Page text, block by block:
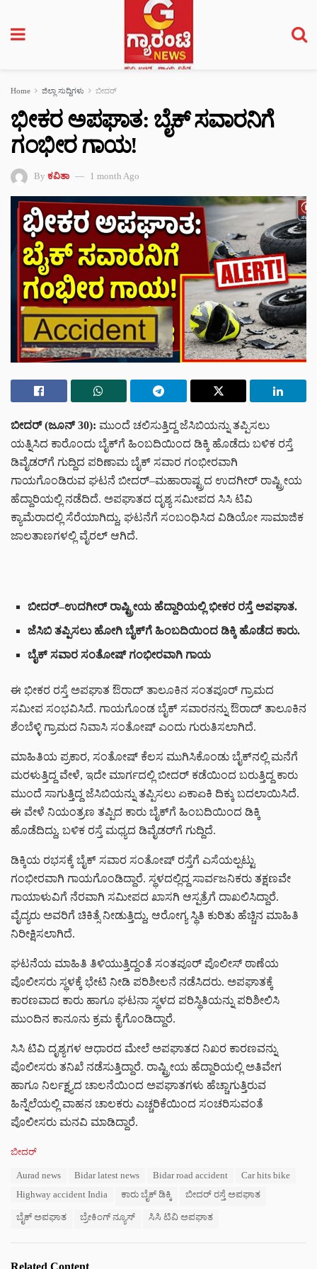
Home ಜಿಲ್ಲಾ ಸುದ್ದಿಗಳು ಬೀದರ್
ಭೀಕರ ಅಪಘಾತ: ಬೈಕ್ ಸವಾರನಿಗೆ
ಗಂಭೀರ ಗಾಯ!
By ಕವಿತಾ 1 month Ago
ಬೀದರ್ (ಜೂನ್ 30): ಮುಂದೆ ಚಲಿಸುತ್ತಿದ್ದ ಜೆಸಿಬಿಯನ್ನು ತಪ್ಪಿಸಲು
ಯತ್ನಿಸಿದ ಕಾರೊಂದು ಬೈಕ್‌ಗೆ ಹಿಂಬದಿಯಿಂದ ಡಿಕ್ಕಿ ಹೊಡೆದು ಬಳಿಕ ರಸ್ತೆ
ಡಿವೈಡರ್‌ಗೆ ಗುದ್ದಿದ ಪರಿಣಾಮ ಬೈಕ್ ಸವಾರ ಗಂಭೀರವಾಗಿ
ಗಾಯಗೊಂಡಿರುವ ಘಟನೆ ಬೀದರ್–ಮಹಾರಾಷ್ಟ್ರದ ಉದಗೀರ್ ರಾಷ್ಟ್ರೀಯ
ಹೆದ್ದಾರಿಯಲ್ಲಿ ನಡೆದಿದೆ. ಅಪಘಾತದ ದೃಶ್ಯ ಸಮೀಪದ ಸಿಸಿ ಟಿವಿ
ಕ್ಯಾಮೆರಾದಲ್ಲಿ ಸೆರೆಯಾಗಿದ್ದು, ಘಟನೆಗೆ ಸಂಬಂಧಿಸಿದ ವಿಡಿಯೋ ಸಾಮಾಜಿಕ
ಜಾಲತಾಣಗಳಲ್ಲಿ ವೈರಲ್ ಆಗಿದೆ.
ಬೀದರ್–ಉದಗೀರ್ ರಾಷ್ಟ್ರೀಯ ಹೆದ್ದಾರಿಯಲ್ಲಿ ಭೀಕರ ರಸ್ತೆ ಅಪಘಾತ.
ಜೆಸಿಬಿ ತಪ್ಪಿಸಲು ಹೋಗಿ ಬೈಕ್‌ಗೆ ಹಿಂಬದಿಯಿಂದ ಡಿಕ್ಕಿ ಹೊಡೆದ ಕಾರು.
ಬೈಕ್ ಸವಾರ ಸಂತೋಷ್ ಗಂಭೀರವಾಗಿ ಗಾಯ
ಈ ಭೀಕರ ರಸ್ತೆ ಅಪಘಾತ ಔರಾದ್ ತಾಲೂಕಿನ ಸಂತಪೂರ್ ಗ್ರಾಮದ
ಸಮೀಪ ಸಂಭವಿಸಿದೆ. ಗಾಯಗೊಂಡ ಬೈಕ್ ಸವಾರನನ್ನು ಔರಾದ್ ತಾಲೂಕಿನ
ಶೆಂಬೆಳ್ಳಿ ಗ್ರಾಮದ ನಿವಾಸಿ ಸಂತೋಷ್ ಎಂದು ಗುರುತಿಸಲಾಗಿದೆ.
ಮಾಹಿತಿಯ ಪ್ರಕಾರ, ಸಂತೋಷ್ ಕೆಲಸ ಮುಗಿಸಿಕೊಂಡು ಬೈಕ್‌ನಲ್ಲಿ ಮನೆಗೆ
ಮರಳುತ್ತಿದ್ದ ವೇಳೆ, ಇದೇ ಮಾರ್ಗದಲ್ಲಿ ಬೀದರ್ ಕಡೆಯಿಂದ ಬರುತ್ತಿದ್ದ ಕಾರು
ಮುಂದೆ ಸಾಗುತ್ತಿದ್ದ ಜೆಸಿಬಿಯನ್ನು ತಪ್ಪಿಸಲು ಏಕಾಏಕಿ ದಿಕ್ಕು ಬದಲಾಯಿಸಿದೆ.
ಈ ವೇಳೆ ನಿಯಂತ್ರಣ ತಪ್ಪಿದ ಕಾರು ಬೈಕ್‌ಗೆ ಹಿಂಬದಿಯಿಂದ ಡಿಕ್ಕಿ
ಹೊಡೆದಿದ್ದು, ಬಳಿಕ ರಸ್ತೆ ಮಧ್ಯದ ಡಿವೈಡರ್‌ಗೆ ಗುದ್ದಿದೆ.
ಡಿಕ್ಕಿಯ ರಭಸಕ್ಕೆ ಬೈಕ್ ಸವಾರ ಸಂತೋಷ್ ರಸ್ತೆಗೆ ಎಸೆಯಲ್ಪಟ್ಟು
ಗಂಭೀರವಾಗಿ ಗಾಯಗೊಂಡಿದ್ದಾರೆ. ಸ್ಥಳದಲ್ಲಿದ್ದ ಸಾರ್ವಜನಿಕರು ತಕ್ಷಣವೇ
ಗಾಯಾಳುವಿಗೆ ನೆರವಾಗಿ ಸಮೀಪದ ಖಾಸಗಿ ಆಸ್ಪತ್ರೆಗೆ ದಾಖಲಿಸಿದ್ದಾರೆ.
ವೈದ್ಯರು ಅವರಿಗೆ ಚಿಕಿತ್ಸೆ ನೀಡುತ್ತಿದ್ದು, ಆರೋಗ್ಯ ಸ್ಥಿತಿ ಕುರಿತು ಹೆಚ್ಚಿನ ಮಾಹಿತಿ
ನಿರೀಕ್ಷಿಸಲಾಗಿದೆ.
ಘಟನೆಯ ಮಾಹಿತಿ ತಿಳಿಯುತ್ತಿದ್ದಂತೆ ಸಂತಪೂರ್ ಪೊಲೀಸ್ ಠಾಣೆಯ
ಪೊಲೀಸರು ಸ್ಥಳಕ್ಕೆ ಭೇಟಿ ನೀಡಿ ಪರಿಶೀಲನೆ ನಡೆಸಿದರು. ಅಪಘಾತಕ್ಕೆ
ಕಾರಣವಾದ ಕಾರು ಹಾಗೂ ಘಟನಾ ಸ್ಥಳದ ಪರಿಸ್ಥಿತಿಯನ್ನು ಪರಿಶೀಲಿಸಿ
ಮುಂದಿನ ಕಾನೂನು ಕ್ರಮ ಕೈಗೊಂಡಿದ್ದಾರೆ.
ಸಿಸಿ ಟಿವಿ ದೃಶ್ಯಗಳ ಆಧಾರದ ಮೇಲೆ ಅಪಘಾತದ ನಿಖರ ಕಾರಣವನ್ನು
ಪೊಲೀಸರು ತನಿಖೆ ನಡೆಸುತ್ತಿದ್ದಾರೆ. ರಾಷ್ಟ್ರೀಯ ಹೆದ್ದಾರಿಯಲ್ಲಿ ಅತಿವೇಗ
ಹಾಗೂ ನಿರ್ಲಕ್ಷ್ಯದ ಚಾಲನೆಯಿಂದ ಅಪಘಾತಗಳು ಹೆಚ್ಚಾಗುತ್ತಿರುವ
ಹಿನ್ನೆಲೆಯಲ್ಲಿ ವಾಹನ ಚಾಲಕರು ಎಚ್ಚರಿಕೆಯಿಂದ ಸಂಚರಿಸುವಂತೆ
ಪೊಲೀಸರು ಮನವಿ ಮಾಡಿದ್ದಾರೆ.
C
s
ಬೀದರ್
Aurad news Bidar latest news Bidar road accident
Car hits bike
Highway accident India
ಕಾರು ಬೈಕ್ ಡಿಕ್ಕಿ ಬೀದರ್ ರಸ್ತೆ ಅಪಘಾತ
ಬೈಕ್ ಅಪಘಾತ ಬ್ರೇಕಿಂಗ್ ನ್ಯೂಸ್ ಸಿಸಿ ಟಿವಿ ಅಪಘಾತ
Related Content